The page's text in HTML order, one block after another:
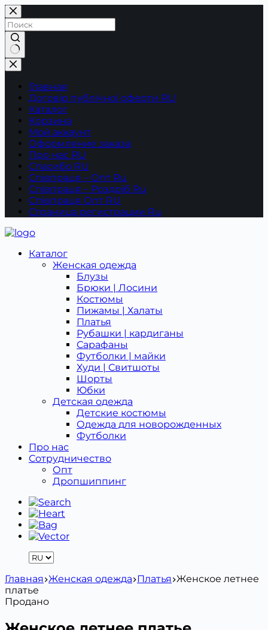
Перейти
к
сути
Ничего
не
найденоГлавная
Договір публічної оферти RU
Каталог
Корзина
Мой аккаунт
Оформление заказа
Про нас RU
Спасибо RU
Співпраця – Опт Ru
Співпраця – Роздріб Ru
Співпраця Опт RU
Страница регистрации Ru
Каталог
Женская одежда
Блузы
Брюки | Лосини
Костюмы
Пижамы | Халаты
Платья
Рубашки | кардиганы
Сарафаны
Футболки | майки
Худи | Свитшоты
Шорты
Юбки
Детская одежда
Детcкие костюмы
Одежда для новорожденных
Футболки
Про нас
Сотрудничество
Опт
Дропшиппинг
Главная Женская одежда Платья Женское летнее
платье
Продано